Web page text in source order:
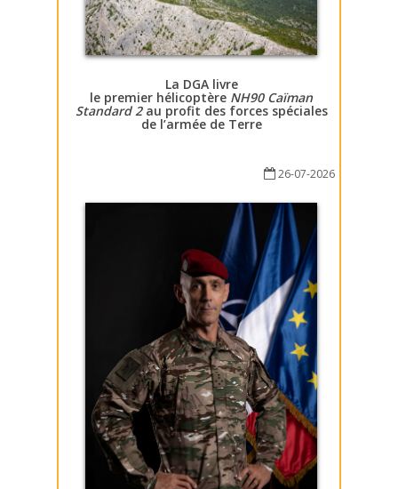
La DGA livre
le premier hélicoptère NH90 Caïman
Standard 2au profit des forces spéciales
de l’armée de Terre
26-07-2026